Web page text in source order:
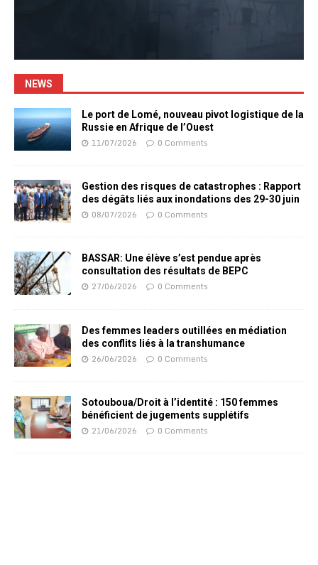
NEWS
Le port de Lomé, nouveau pivot logistique de la
Russie en Afrique de l’Ouest
11/07/2026 0 Comments
Gestion des risques de catastrophes : Rapport
des dégâts liés aux inondations des 29-30 juin
08/07/2026 0 Comments
BASSAR: Une élève s’est pendue après
consultation des résultats de BEPC
27/06/2026 0 Comments
Des femmes leaders outillées en médiation
des conflits liés à la transhumance
26/06/2026 0 Comments
Sotouboua/Droit à l’identité : 150 femmes
bénéficient de jugements supplétifs
21/06/2026 0 Comments